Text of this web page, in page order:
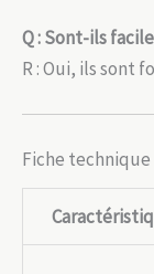
Q : Sont-ils
R : Oui, ils sont
Fiche technique